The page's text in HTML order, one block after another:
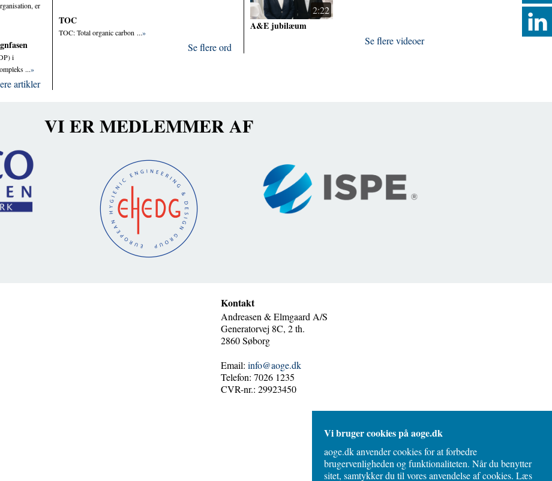
Vi bruger cookies på aoge.dk
aoge.dk anvender cookies for at forbedre
brugervenligheden og funktionaliteten. Når du benytter
sitet, samtykker du til vores anvendelse af cookies. Læs
er
i
...»
artikler
TOC
TOC: Total organic carbon ...»
Se flere ord
2:22
A&E jubilæum
Se flere videoer
VI ER MEDLEMMER AF
Kontakt
Andreasen & Elmgaard A/S
Generatorvej 8C, 2 th.
2860 Søborg
Email: info@aoge.dk
Telefon: 7026 1235
CVR-nr.: 29923450